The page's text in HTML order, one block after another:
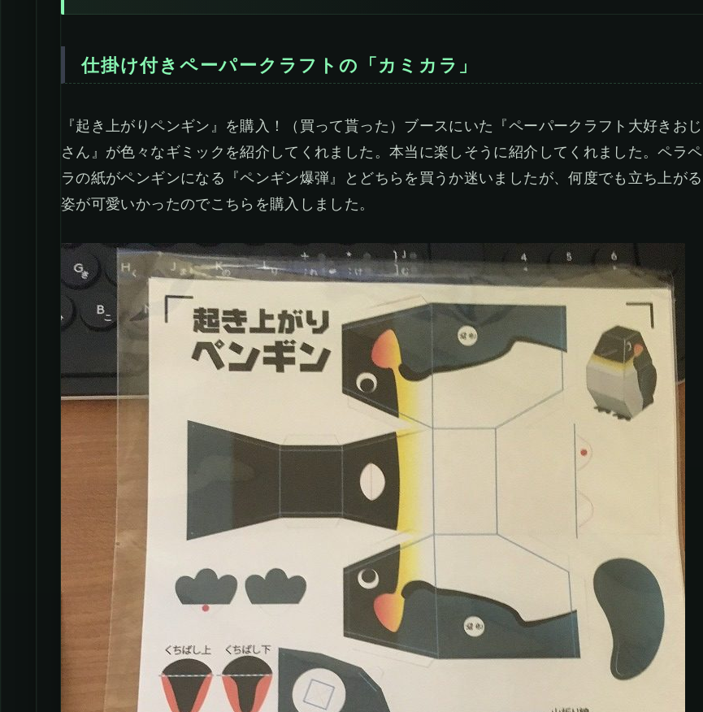
仕掛け付きペーパークラフトの「カミカラ」
『起き上がりペンギン』を購入！（買って貰った）ブースにいた『ペーパークラフト大好きおじ
さん』が色々なギミックを紹介してくれました。本当に楽しそうに紹介してくれました。ペラペ
ラの紙がペンギンになる『ペンギン爆弾』とどちらを買うか迷いましたが、何度でも立ち上がる
姿が可愛いかったのでこちらを購入しました。